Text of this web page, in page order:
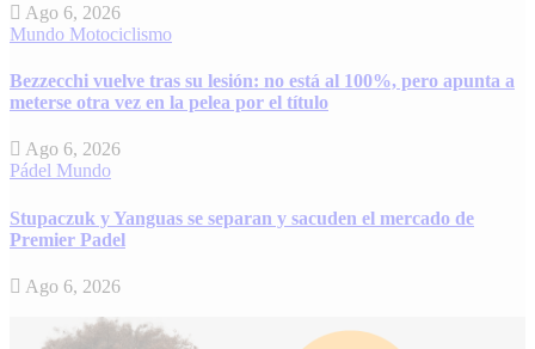
Ago 6, 2026
Mundo Motociclismo
Bezzecchi vuelve tras su lesión: no está al 100%, pero apunta a
meterse otra vez en la pelea por el título
Ago 6, 2026
Pádel Mundo
Stupaczuk y Yanguas se separan y sacuden el mercado de
Premier Padel
Ago 6, 2026